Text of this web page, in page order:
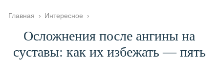
Главная › Интересное ›
Осложнения после ангины на
суставы: как их избежать — пять